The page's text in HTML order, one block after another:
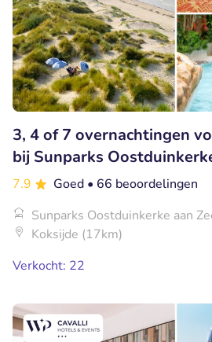
3, 4 of 7 overnachtingen
bij Sunparks
7.9 Goed • 66 beoordelingen
Sunparks Oostduinkerke aan
Koksijde (17km)
Verkocht: 22